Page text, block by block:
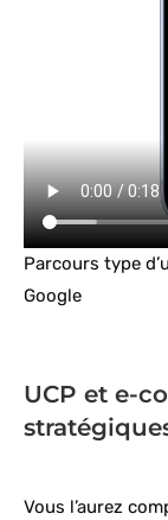
Parcours type
Google
UCP et e-
Vous l’aurez